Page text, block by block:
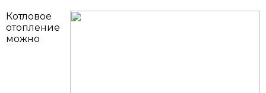
Котловое
отопление
можно